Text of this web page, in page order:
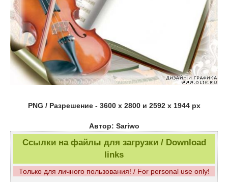
PNG / Разрешение - 3600 х 2800 и 2592 х 1944 px
Автор: Sariwo
Ссылки на файлы для загрузки / Download
links
Только для личного пользования! / For personal use only!